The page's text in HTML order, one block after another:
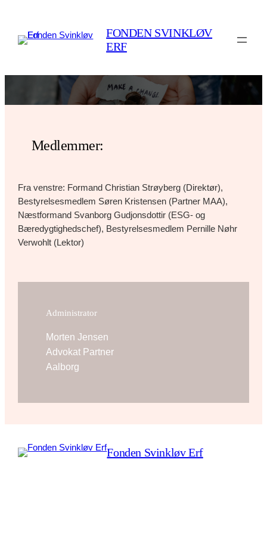
content
FONDEN SVINKLØV
ERF
Medlemmer:
Fra venstre: Formand Christian Strøyberg (Direktør),
Bestyrelsesmedlem Søren Kristensen (Partner MAA),
Næstformand Svanborg Gudjonsdottir (ESG- og
Bæredygtighedschef), Bestyrelsesmedlem Pernille Nøhr
Verwohlt (Lektor)
Administrator
Morten Jensen
Advokat Partner
Aalborg
Fonden Svinkløv Erf